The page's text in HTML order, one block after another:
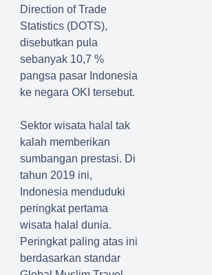
Direction of Trade
Statistics (DOTS),
disebutkan pula
sebanyak 10,7 %
pangsa pasar Indonesia
ke negara OKI tersebut.
Sektor wisata halal tak
kalah memberikan
sumbangan prestasi. Di
tahun 2019 ini,
Indonesia menduduki
peringkat pertama
wisata halal dunia.
Peringkat paling atas ini
berdasarkan standar